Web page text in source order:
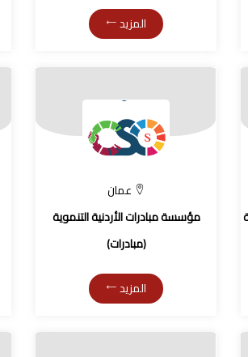
المزيد
عمان
مؤسسة مبادرات الأردنية التنموية
(مبادرات)
المزيد